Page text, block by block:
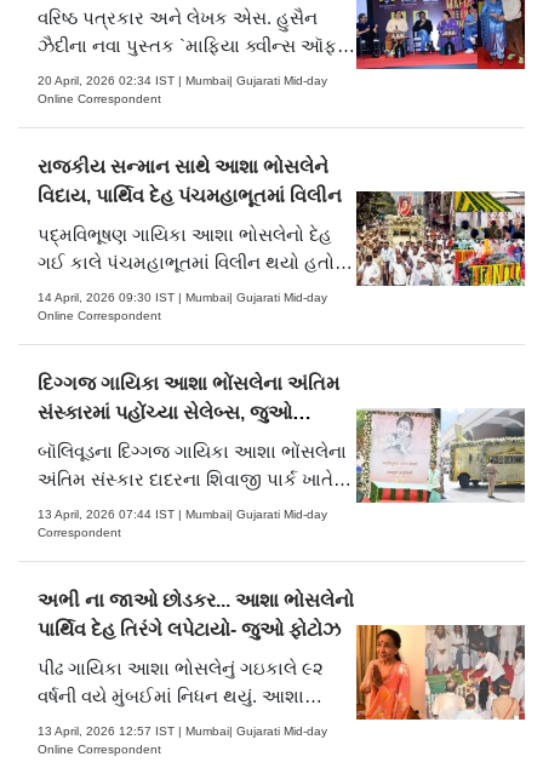
વરિષ્ઠ પત્રકાર અને લેખક એસ. હુસૈન
ઝૈદીના નવા પુસ્તક `માફિયા ક્વીન્સ ઑફ
ઈન્ડિયા`નું વિમોચન મુંબઈમાં સંપન્ન થયું.
આ વિમોચનના કાર્યક્રમમાં ફિલ્મ
પ્રોડ્યુસર રામ ગોપાલ વર્મા, ડિરેક્ટર વિશાલ
ભારદ્વાજ, ઍક્ટર જયદીપ અહલાવત,
ઍક્ટ્રેસ કીર્તિ કુલ્હારી અને સહ-લેખ.....
20 April, 2026 02:34 IST | Mumbai| Gujarati Mid-day
Online Correspondent
રાજકીય સન્માન સાથે આશા ભોસલેને
વિદાય, પાર્થિવ દેહ પંચમહાભૂતમાં વિલીન
પદ્‍મવિભૂષણ ગાયિકા આશા ભોસલેનો દેહ
ગઈ કાલે પંચમહાભૂતમાં વિલીન થયો હતો.
તેમને પ્રિય સફેદ અને પીળાં ફૂલોથી
શણગારેલો મોક્ષરથ લોઅર પરેલના તેમના
નિવાસસ્થાન કાસા ગ્રાન્ડથી નીકળ્યો ત્યારે
તેમને અશ્રુભીની વિદાય આપવા માટે
હજારો લોકો રસ્તા પર ઊમટી આવ્યા
14 April, 2026 09:30 IST | Mumbai| Gujarati Mid-day
Online Correspondent
દિગ્ગજ ગાયિકા આશા ભોંસલેના અંતિમ
સંસ્કારમાં પહોંચ્યા સેલેબ્સ, જુઓ
તસવીરો
બૉલિવૂડના દિગ્ગજ ગાયિકા આશા ભોંસલેના
અંતિમ સંસ્કાર દાદરના શિવાજી પાર્ક ખાતે
થયા હતા. દરમિયાન રાજકારણી નેતાઓ
સહિત ફિલ્મ અને ક્રિકેટ જગતના અનેલ
સેલેબ્સ સ્વર્ગસ્થ ગાયિકાને ભાવનાત્મક
વિદાય આપવા પહોંચ્યા હતા. આશા ભોંસલેનું
રવિવારે બપોરે 92 વર્ષની વયે બ્રી.....
13 April, 2026 07:44 IST | Mumbai| Gujarati Mid-day
Correspondent
અભી ના જાઓ છોડકર... આશા ભોસલેનો
પાર્થિવ દેહ તિરંગે લપેટાયો- જુઓ ફોટોઝ
પીઢ ગાયિકા આશા ભોસલેનું ગઇકાલે ૯૨
વર્ષની વયે મુંબઈમાં નિધન થયું. આશા
ભોસલેના અંતિમ સંસ્કાર આજે ૧૩મી
એપ્રિલના રોજ સાંજે ચાર વાગ્યે શિવાજી
13 April, 2026 12:57 IST | Mumbai| Gujarati Mid-day
Online Correspondent